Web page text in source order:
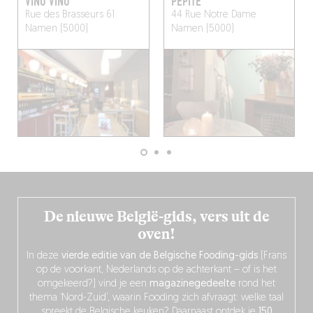
Rue des Brasseurs 61
Namen (5000)
44 Rue Notre Dame
Namen (5000)
De nieuwe België-gids, vers uit de
oven!
In deze vierde editie van de Belgische Fooding-gids (Frans
op de voorkant, Nederlands op de achterkant – of is het
omgekeerd?) vind je een magazinegedeelte rond het
thema ‘Nord-Zuid’, waarin Fooding zich afvraagt: welke taal